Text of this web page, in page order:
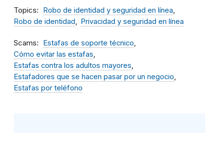
Topics
Robo de identidad y seguridad en línea
Robo de identidad
Privacidad y seguridad en línea
Scams
Estafas de soporte técnico
Cómo evitar las estafas
Estafas contra los adultos mayores
Estafadores que se hacen pasar por un negocio
Estafas por teléfono